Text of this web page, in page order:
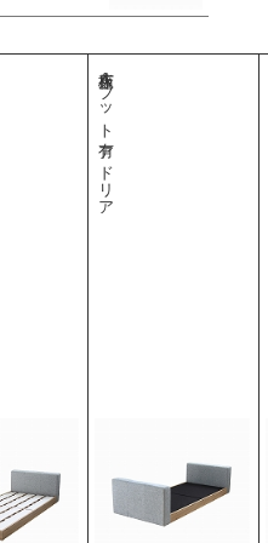
布床板＆フット有 アドリア